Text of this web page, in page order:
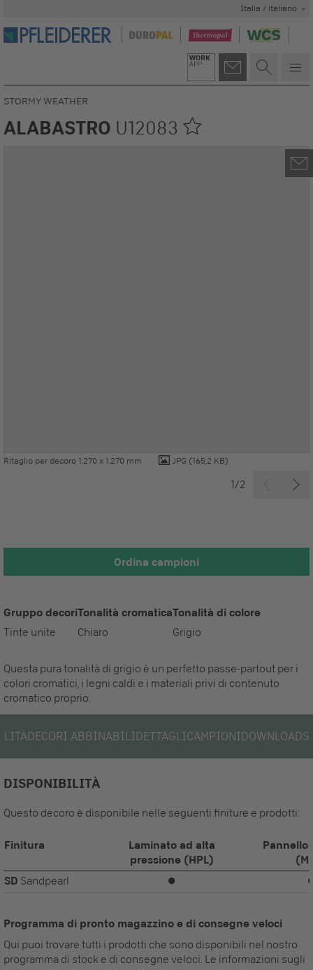
Italia / italiano
Ritaglio per decoro 1.270 x 1.270 mm JPG (165,2 KB)
1/2
STORMY WEATHER
ALABASTRO U12083
Ordina campioni
Gruppo decori
Tinte unite
Tonalità cromatica
Chiaro
Tonalità di colore
Grigio
Questa pura tonalità di grigio è un perfetto passe-partout per i
colori cromatici, i legni caldi e i materiali privi di contenuto
cromatico proprio.
DECORI ABBINABILIDETTAGLICAMPIONIDOWNLOADS
DISPONIBILITÀ
Questo decoro è disponibile nelle seguenti finiture e prodotti:
Finitura
Laminato ad alta
pressione (HPL)
Pannello
SD Sandpearl ⏺
Programma di pronto magazzino e di consegne veloci
Qui puoi trovare tutti i prodotti che sono disponibili nel nostro
programma di stock e di consegne veloci. Le informazioni sugli